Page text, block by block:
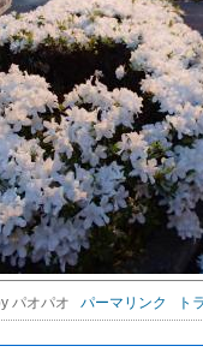
パオパオ パーマリンク ト